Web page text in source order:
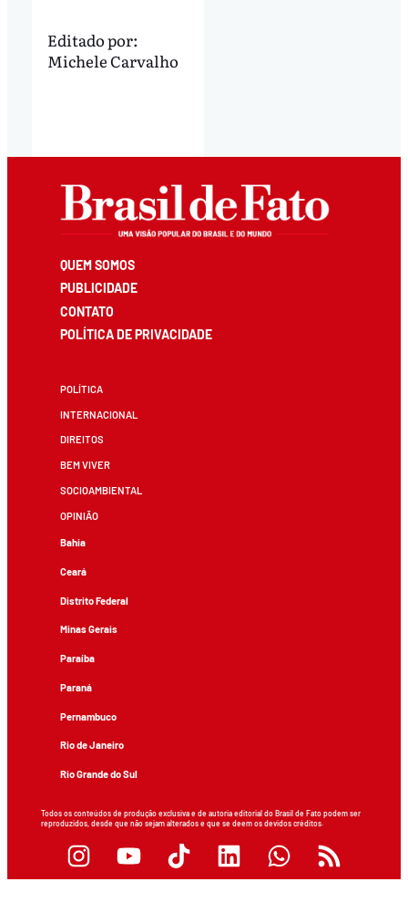
Editado por:
Michele Carvalho
QUEM SOMOS
PUBLICIDADE
CONTATO
POLÍTICA DE PRIVACIDADE
POLÍTICA
INTERNACIONAL
DIREITOS
BEM VIVER
SOCIOAMBIENTAL
OPINIÃO
Bahia
Ceará
Distrito Federal
Minas Gerais
Paraíba
Paraná
Pernambuco
Rio de Janeiro
Rio Grande do Sul
Todos os conteúdos de produção exclusiva e de autoria editorial do Brasil de Fato podem ser
reproduzidos, desde que não sejam alterados e que se deem os devidos créditos.